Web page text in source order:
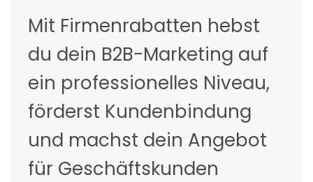
Mit Firmenrabatten hebst
du dein B2B-Marketing auf
ein professionelles Niveau,
förderst Kundenbindung
und machst dein Angebot
für Geschäftskunden